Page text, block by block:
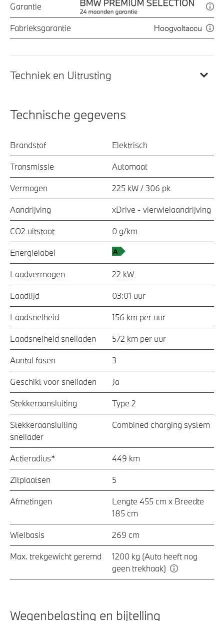
Garantie
Fabrieksgarantie Hoogvoltaccu
Techniek en Uitrusting
Technische gegevens
Brandstof Elektrisch
Transmissie Automaat
Vermogen 225 kW / 306 pk
Aandrijving xDrive - vierwielaandrijving
CO2 uitstoot 0 g/km
Energielabel
Laadvermogen 22 kW
Laadtijd 03:01 uur
Laadsnelheid 156 km per uur
Laadsnelheid snelladen 572 km per uur
Aantal fasen 3
Geschikt voor snelladen Ja
Stekkeraansluiting Type 2
Stekkeraansluiting
snellader
Combined charging system
Actieradius* 449 km
Zitplaatsen 5
Afmetingen
Lengte 455 cm x Breedte
185 cm
Wielbasis 269 cm
Max. trekgewicht geremd
1200 kg (Auto heeft nog
geen trekhaak)
Wegenbelasting en bijtelling